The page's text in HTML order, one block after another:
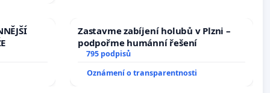
Zastavme zabíjení holubů v Plzni –
podpořme humánní řešení
795 podpisů
Oznámení o transparentnosti